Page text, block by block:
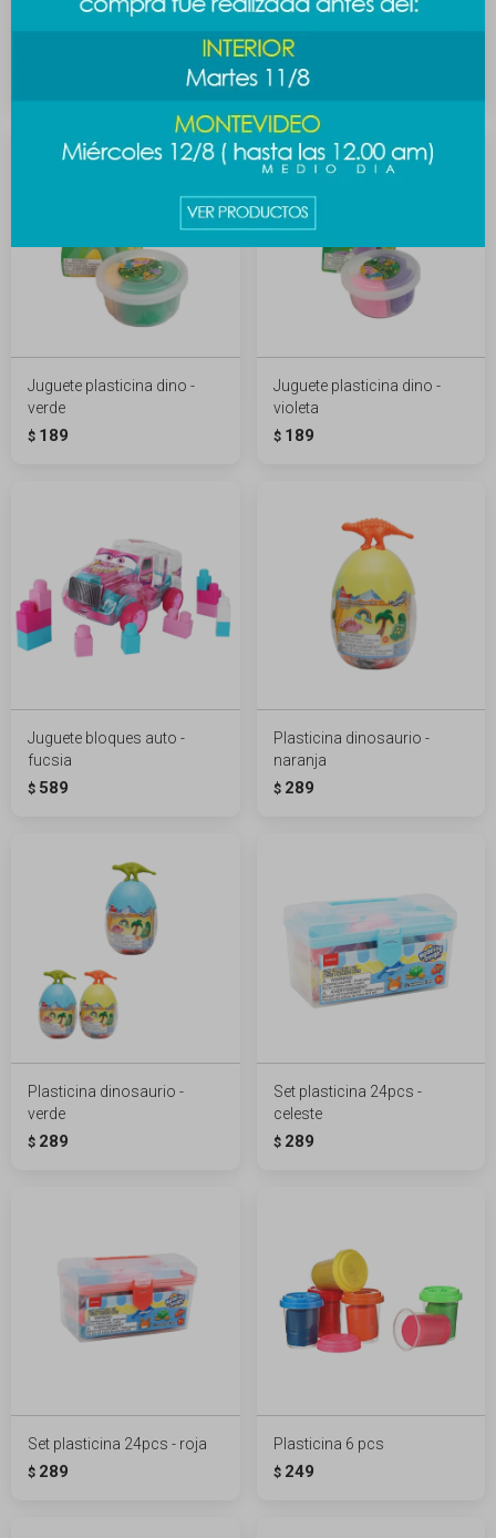
rosa
$ 189
Juguete plasticina dino -
verde
$ 189
Juguete plasticina dino -
violeta
$ 189
Juguete bloques auto -
fucsia
$ 589
Plasticina dinosaurio -
naranja
$ 289
Plasticina dinosaurio -
verde
$ 289
Set plasticina 24pcs -
celeste
$ 289
Set plasticina 24pcs - roja
$ 289
Plasticina 6 pcs
$ 249